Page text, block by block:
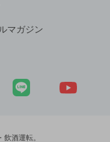
マガジン
酒運転。